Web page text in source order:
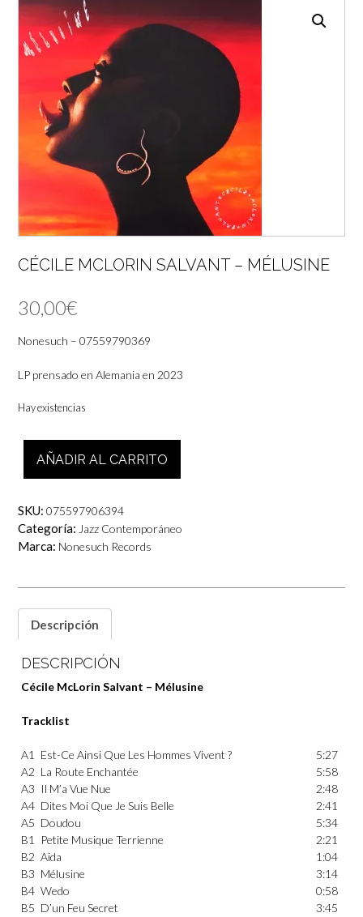
CÉCILE MCLORIN SALVANT – MÉLUSINE
30,00€
Nonesuch – 07559790369
LP prensado en Alemania en 2023
Hay existencias
McLorin
Salvant
Mélusine
cantidad
AÑADIR AL CARRITO
SKU: 075597906394
Categoría: Jazz Contemporáneo
Marca: Nonesuch Records
Descripción
DESCRIPCIÓN
Cécile McLorin Salvant – Mélusine
Tracklist
A1 Est-Ce Ainsi Que Les Hommes Vivent ?
5:27
A2 La Route Enchantée
5:58
A3 Il M’a Vue Nue
2:48
A4 Dites Moi Que Je Suis Belle
2:41
A5 Doudou
5:34
B1
Petite Musique Terrienne
2:21
B2 Aida
1:04
B3 Mélusine
3:14
B4 Wedo
0:58
B5 D’un Feu Secret
3:45